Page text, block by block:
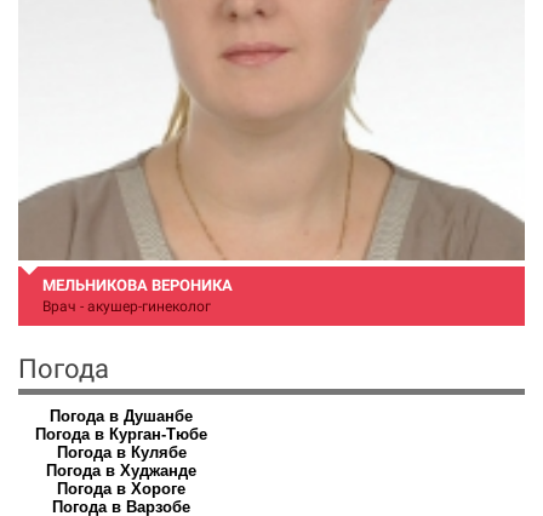
МЕЛЬНИКОВА ВЕРОНИКА
Врач - акушер-гинеколог
Погода
Погода в Душанбе
Погода в Курган-Тюбе
Погода в Кулябе
Погода в Худжанде
Погода в Хороге
Погода в Варзобе